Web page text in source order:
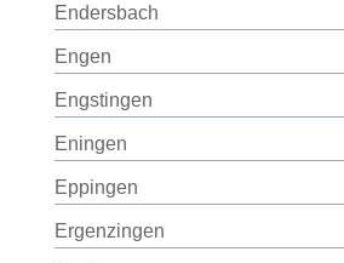
Endersbach
Engen
Engstingen
Eningen
Eppingen
Ergenzingen